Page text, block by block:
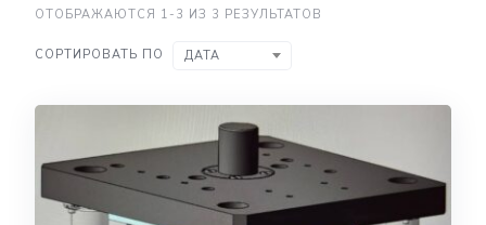
ОТОБРАЖАЮТСЯ 1-3 ИЗ 3 РЕЗУЛЬТАТОВ
СОРТИРОВАТЬ ПО ДАТА